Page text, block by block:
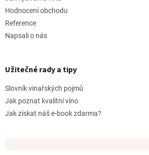
Hodnocení obchodu
Reference
Napsali o nás
Užitečné rady a tipy
Slovník vinařských pojmů
Jak poznat kvalitní víno
Jak získat náš e-book zdarma?